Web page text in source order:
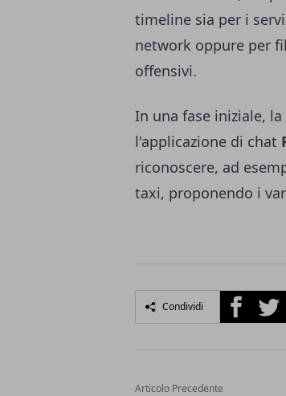
timeline sia per i
network oppure per
offensivi.
In una fase iniziale,
l'applicazione di chat
riconoscere, ad
taxi, proponendo i
Condividi Facebook
Articolo Precedente